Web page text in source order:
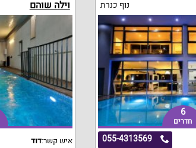
נוף כנרת
6
חדרים
055-4313569
וילה שוהם
איש קשר:דוד